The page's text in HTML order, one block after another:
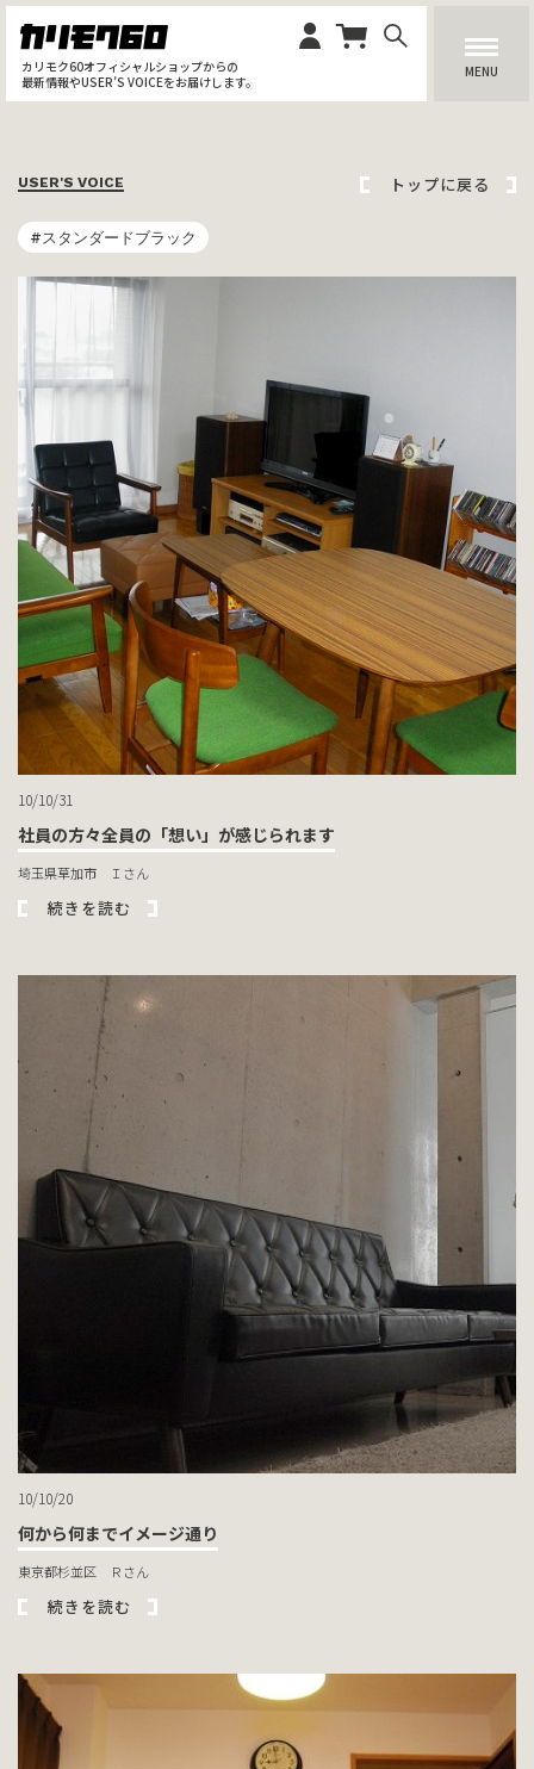
カリモク60オフィシャルショップからの
最新情報やUSER’S VOICEをお届けします。
MENU
USER'S VOICE トップに戻る
#スタンダードブラック
10/10/31
社員の方々全員の「想い」が感じられます
埼玉県草加市 Ｉさん
続きを読む
10/10/20
何から何までイメージ通り
東京都杉並区 Ｒさん
続きを読む